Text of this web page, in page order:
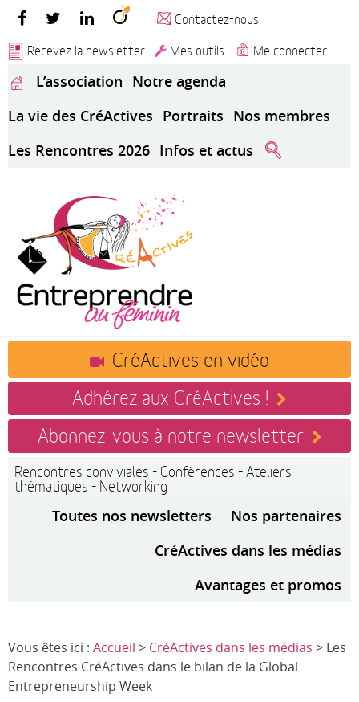
Contactez-nous
Recevez la newsletter
Mes outils Me connecter
L’association Notre agenda
La vie des CréActives Portraits Nos membres
Les Rencontres 2026 Infos et actus
CréActives en vidéo
Adhérez aux CréActives !
Abonnez-vous à notre newsletter
Rencontres conviviales - Conférences - Ateliers
thématiques - Networking
Toutes nos newsletters
Nos partenaires
CréActives dans les médias
Avantages et promos
Vous êtes ici : Accueil > CréActives dans les médias > Les
Rencontres CréActives dans le bilan de la Global
Entrepreneurship Week